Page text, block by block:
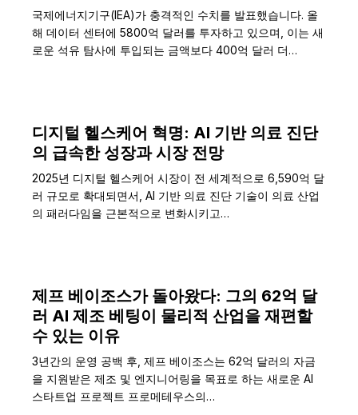
국제에너지기구(IEA)가 충격적인 수치를 발표했습니다. 올
해 데이터 센터에 5800억 달러를 투자하고 있으며, 이는 새
로운 석유 탐사에 투입되는 금액보다 400억 달러 더…
디지털 헬스케어 혁명: AI 기반 의료 진단
의 급속한 성장과 시장 전망
2025년 디지털 헬스케어 시장이 전 세계적으로 6,590억 달
러 규모로 확대되면서, AI 기반 의료 진단 기술이 의료 산업
의 패러다임을 근본적으로 변화시키고…
제프 베이조스가 돌아왔다: 그의 62억 달
러 AI 제조 베팅이 물리적 산업을 재편할
수 있는 이유
3년간의 운영 공백 후, 제프 베이조스는 62억 달러의 자금
을 지원받은 제조 및 엔지니어링을 목표로 하는 새로운 AI
스타트업 프로젝트 프로메테우스의…